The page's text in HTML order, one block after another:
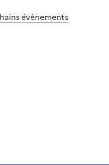
évènements